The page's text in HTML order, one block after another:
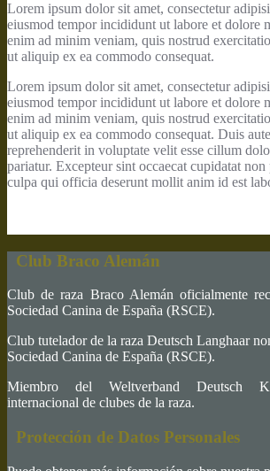
Lorem ipsum dolor sit amet, consectetur
eiusmod tempor incididunt ut labore et dolore
enim ad minim veniam, quis nostrud
ut aliquip ex ea commodo consequat.
Lorem ipsum dolor sit amet, consectetur
eiusmod tempor incididunt ut labore et dolore
enim ad minim veniam, quis nostrud
ut aliquip ex ea commodo consequat. Duis
reprehenderit in voluptate velit esse cillum
pariatur. Excepteur sint occaecat cupidatat
culpa qui officia deserunt mollit anim id est
Club Braco Alemán
Club de raza Braco Alemán oficialmente
Sociedad Canina de España (RSCE).
Club tutelador de la raza Deutsch Langhaar
Sociedad Canina de España (RSCE).
Miembro del Weltverband Deutsch
internacional de clubes de la raza.
Protección de Datos Personales